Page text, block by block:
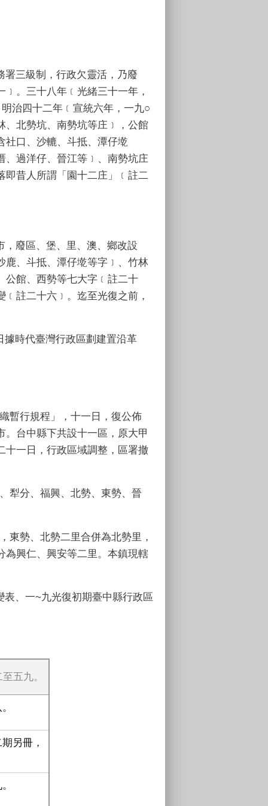
三級制，行政欠靈活，乃廢
。三十八年﹝光緒三十一年，
治四十二年﹝宣統六年，一九○
、北勢坑、南勢坑等庄﹞，公館
社口、沙轆、斗抵、潭仔墘
、過洋仔、晉江等﹞、南勢坑庄
昔人所謂「園十二庄」﹝註二
廢區、堡、里、澳、鄉改設
鹿、斗抵、潭仔墘等字﹞、竹林
公館、西勢等七大字﹝註二十
註二十六﹞。迄至光復之前，
時代臺灣行政區劃建置沿革
行規程」，十一日，復公佈
台中縣下共設十一區，原大甲
十一日，行政區域調整，區署撤
分、福興、北勢、東勢、晉
勢、北勢二里合併為北勢里，
為興仁、興安等二里。本鎮現轄
、一~九光復初期臺中縣行政區
五九。
另冊，